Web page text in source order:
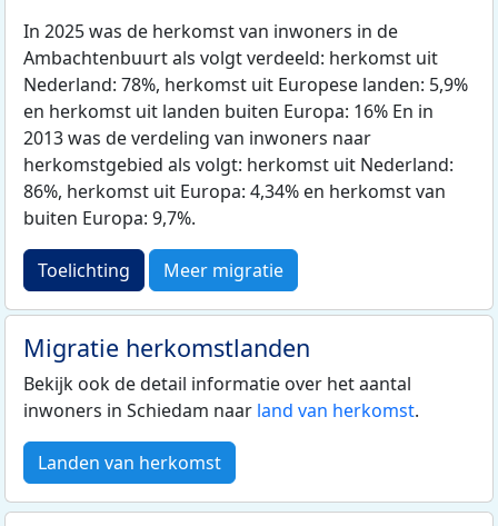
In 2025 was de herkomst van inwoners in de
Ambachtenbuurt als volgt verdeeld: herkomst uit
Nederland: 78%, herkomst uit Europese landen: 5,9%
en herkomst uit landen buiten Europa: 16% En in
2013 was de verdeling van inwoners naar
herkomstgebied als volgt: herkomst uit Nederland:
86%, herkomst uit Europa: 4,34% en herkomst van
buiten Europa: 9,7%.
Toelichting Meer migratie
Migratie herkomstlanden
Bekijk ook de detail informatie over het aantal
inwoners in Schiedam naar land van herkomst.
Landen van herkomst